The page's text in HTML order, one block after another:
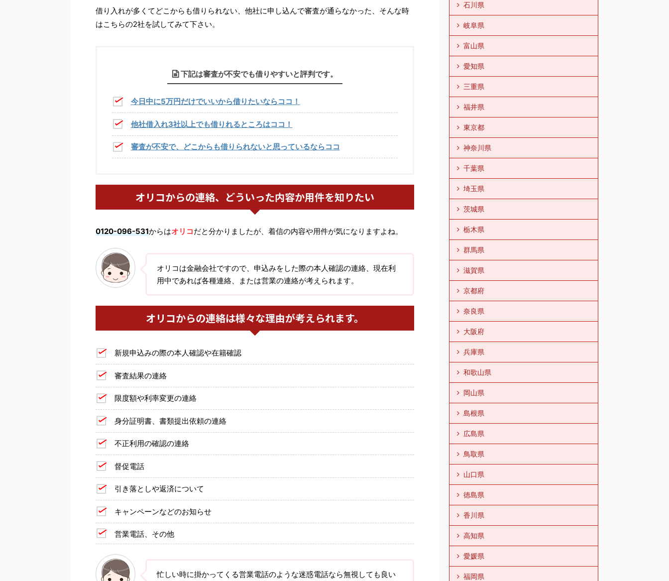
借り入れが多くてどこからも借りられない、他社に申し込んで審査が通らなかった、そんな時
はこちらの2社を試してみて下さい。
下記は審査が不安でも借りやすいと評判です。
今日中に5万円だけでいいから借りたいならココ！
他社借入れ3社以上でも借りれるところはココ！
審査が不安で、どこからも借りられないと思っているならココ
オリコからの連絡、どういった内容か用件を知りたい
0120-096-531からはオリコだと分かりましたが、着信の内容や用件が気になりますよね。
オリコは金融会社ですので、申込みをした際の本人確認の連絡、現在利
用中であれば各種連絡、または営業の連絡が考えられます。
オリコからの連絡は様々な理由が考えられます。
新規申込みの際の本人確認や在籍確認
審査結果の連絡
限度額や利率変更の連絡
身分証明書、書類提出依頼の連絡
不正利用の確認の連絡
督促電話
引き落としや返済について
キャンペーンなどのお知らせ
営業電話、その他
忙しい時に掛かってくる営業電話のような迷惑電話なら無視しても良い
石川県
岐阜県
富山県
愛知県
三重県
福井県
東京都
神奈川県
千葉県
埼玉県
茨城県
栃木県
群馬県
滋賀県
京都府
奈良県
大阪府
兵庫県
和歌山県
岡山県
島根県
広島県
鳥取県
山口県
徳島県
香川県
高知県
愛媛県
福岡県